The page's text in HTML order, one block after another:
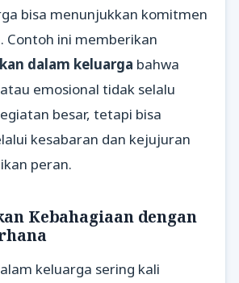
bisa menunjukkan komitmen
Contoh ini memberikan
dalam keluarga bahwa
emosional tidak selalu
besar, tetapi bisa
kesabaran dan kejujuran
peran.
Kebahagiaan dengan
keluarga sering kali